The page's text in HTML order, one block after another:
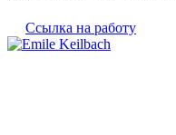
Ссылка на работу